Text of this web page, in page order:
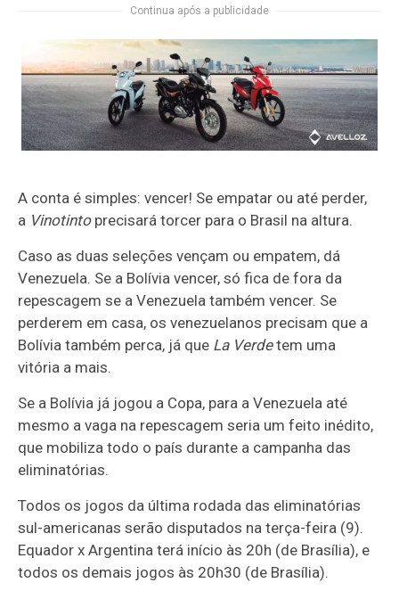
Continua após a publicidade
A conta é simples: vencer! Se empatar ou até perder,
a Vinotintoprecisará torcer para o Brasil na altura.
Caso as duas seleções vençam ou empatem, dá
Venezuela. Se a Bolívia vencer, só fica de fora da
repescagem se a Venezuela também vencer. Se
perderem em casa, os venezuelanos precisam que a
Bolívia também perca, já que La Verdetem uma
vitória a mais.
Se a Bolívia já jogou a Copa, para a Venezuela até
mesmo a vaga na repescagem seria um feito inédito,
que mobiliza todo o país durante a campanha das
eliminatórias.
Todos os jogos da última rodada das eliminatórias
sul-americanas serão disputados na terça-feira (9).
Equador x Argentina terá início às 20h (de Brasília), e
todos os demais jogos às 20h30 (de Brasília).